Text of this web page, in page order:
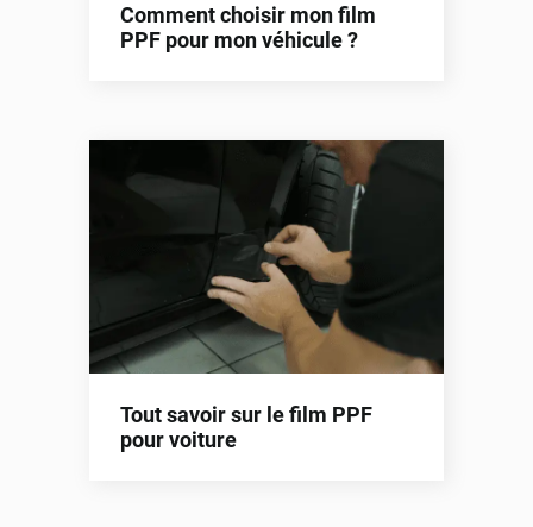
Comment choisir mon film
PPF pour mon véhicule ?
Tout savoir sur le film PPF
pour voiture